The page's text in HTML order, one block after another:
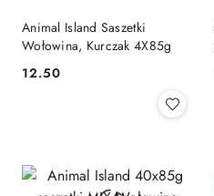
Animal Island Saszetki
Wołowina, Kurczak 4X85g
Cena:
12.50